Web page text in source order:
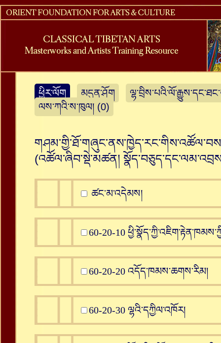
ཕྱིར་ལོག མདུན་ཤོག
ལས་ཀའི་ས་ཁུལ། (0)
(འཚོལ་ཞིབ་སྡེ་མཚན།
ཚང་མ་འདེམས།
60-20-10
60-20-20 འདོད་ཁམས་ཆགས་རིམ།
60-20-30 ལྷའི་དཀྱིལ་འཁོར།